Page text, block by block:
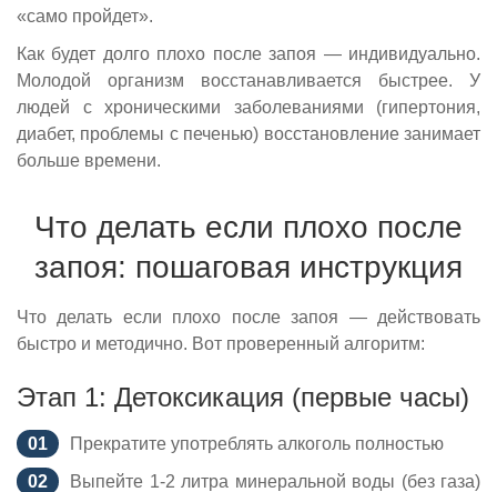
«само пройдет».
Как будет долго плохо после запоя — индивидуально.
Молодой организм восстанавливается быстрее. У
людей с хроническими заболеваниями (гипертония,
диабет, проблемы с печенью) восстановление занимает
больше времени.
Что делать если плохо после
запоя: пошаговая инструкция
Что делать если плохо после запоя — действовать
быстро и методично. Вот проверенный алгоритм:
Этап 1: Детоксикация (первые часы)
Прекратите употреблять алкоголь полностью
Выпейте 1-2 литра минеральной воды (без газа)